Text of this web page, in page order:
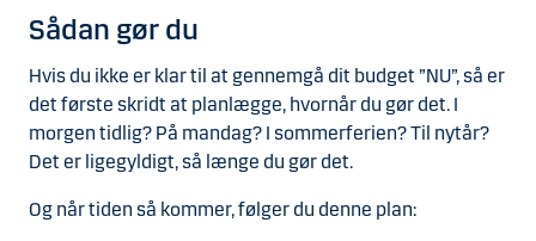
Sådan gør du
Hvis du ikke er klar til at gennemgå dit budget ”NU”, så er
det første skridt at planlægge, hvornår du gør det. I
morgen tidlig? På mandag? I sommerferien? Til nytår?
Det er ligegyldigt, så længe du gør det.
Og når tiden så kommer, følger du denne plan: